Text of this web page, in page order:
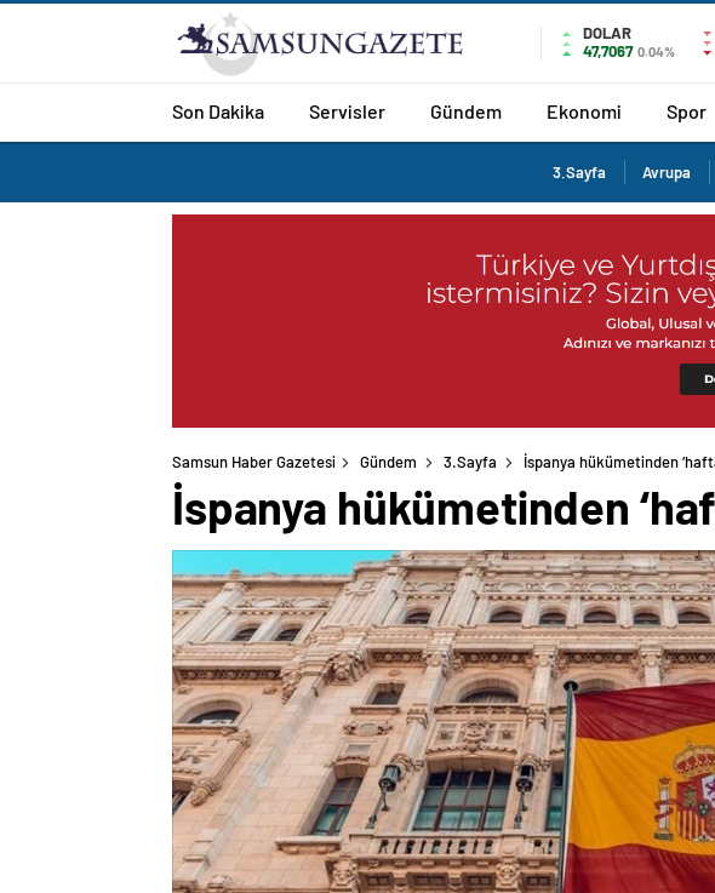
DOLAR
47,7067 0.04%
Son Dakika Servisler Gündem Ekonomi Spor
3.Sayfa Avrupa
Samsun Haber Gazetesi Gündem 3.Sayfa İspanya hükümetinden
İspanya hükümetinden